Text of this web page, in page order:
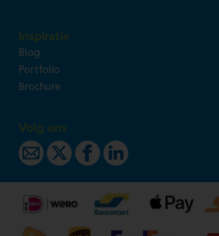
Inspiratie
Blog
Portfolio
Brochure
Volg ons